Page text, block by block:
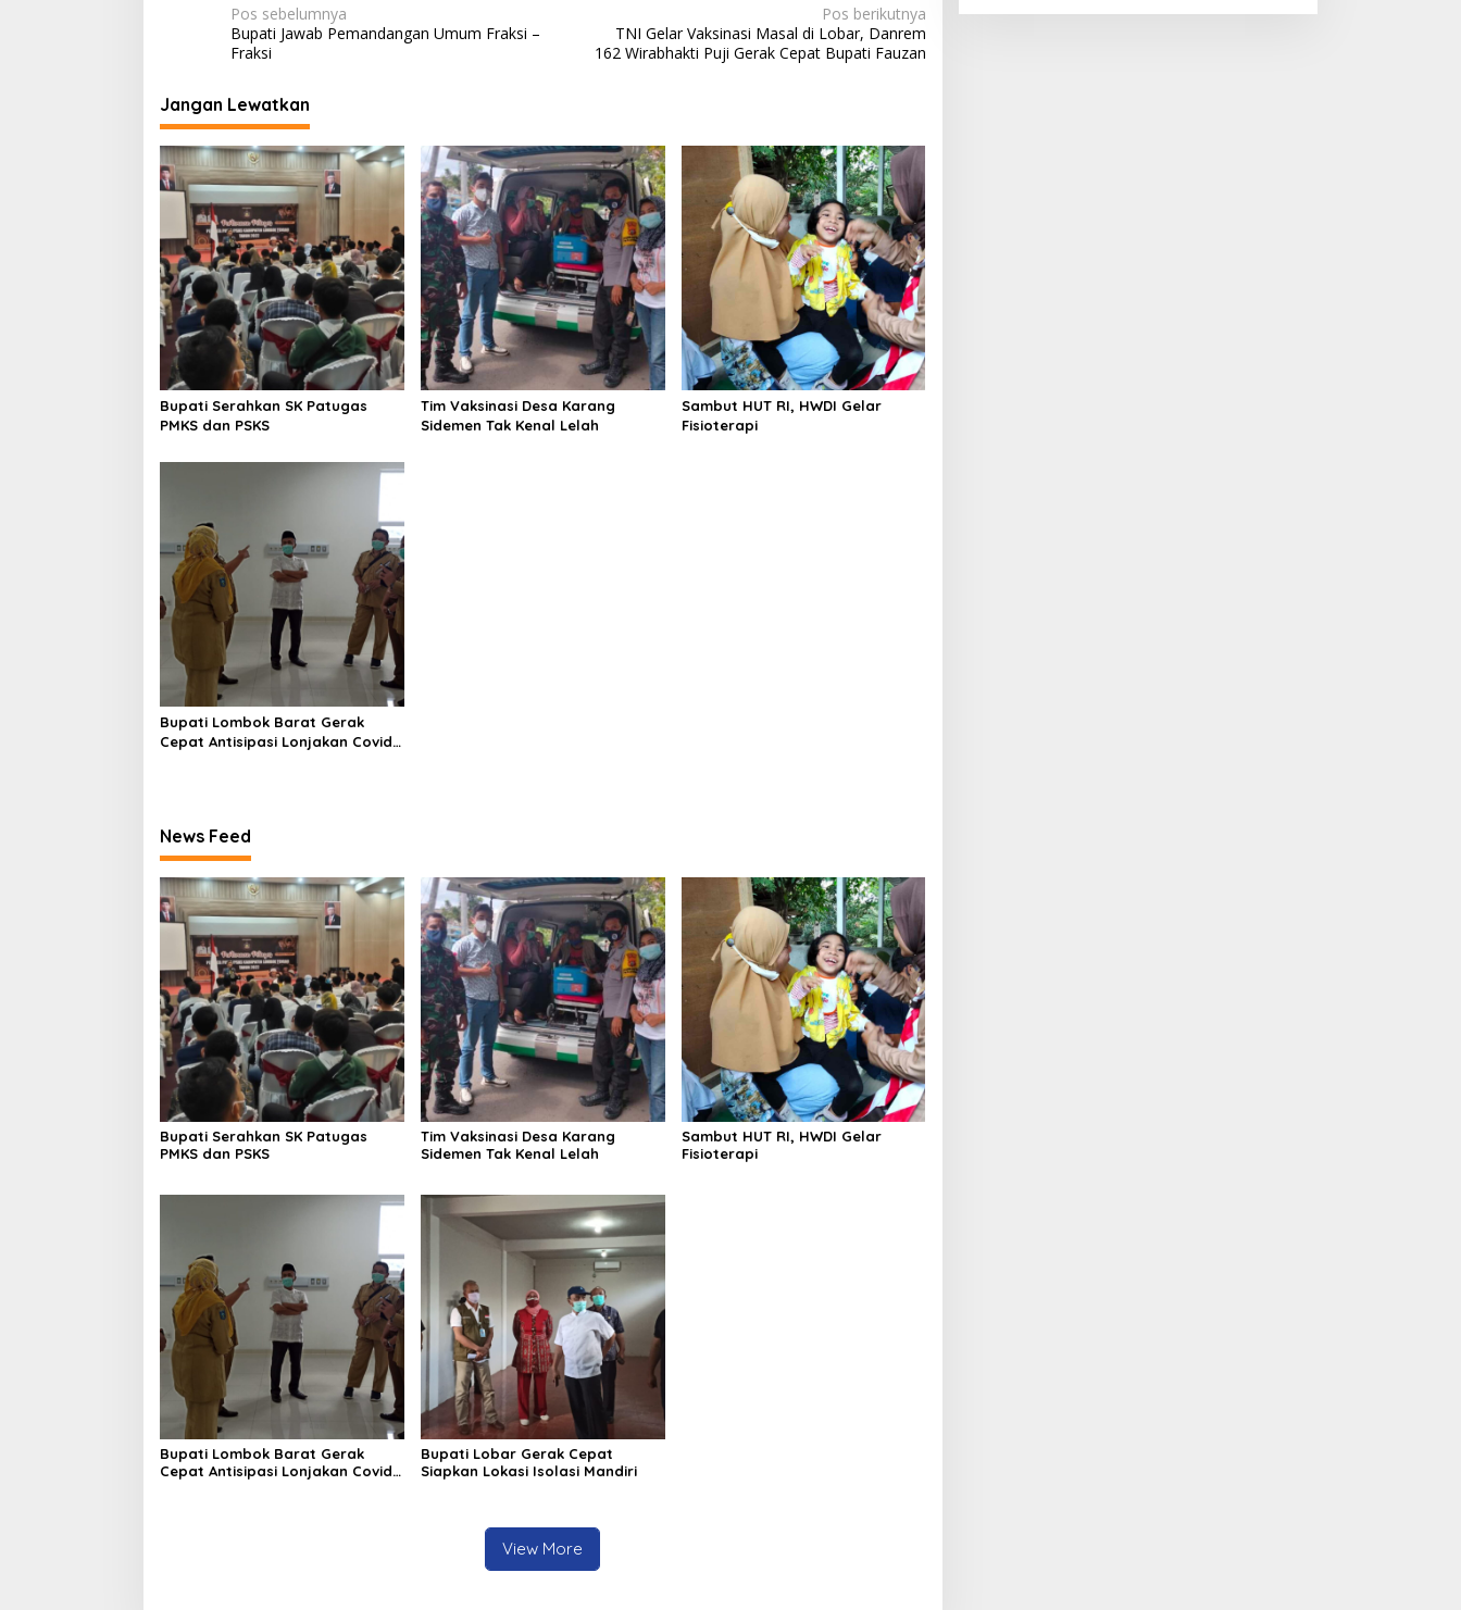
N
a
i
g
a
s
i
p
o
s
Pos sebelumnya
Bupati Jawab Pemandangan Umum Fraksi –
Fraksi
Pos berikutnya
TNI Gelar Vaksinasi Masal di Lobar, Danrem
162 Wirabhakti Puji Gerak Cepat Bupati Fauzan
Jangan Lewatkan
Bupati Serahkan SK Patugas
PMKS dan PSKS
Tim Vaksinasi Desa Karang
Sidemen Tak Kenal Lelah
Sambut HUT RI, HWDI Gelar
Fisioterapi
Bupati Lombok Barat Gerak
Cepat Antisipasi Lonjakan Covid-
News Feed
Bupati Serahkan SK Patugas
PMKS dan PSKS
Tim Vaksinasi Desa Karang
Sidemen Tak Kenal Lelah
Sambut HUT RI, HWDI Gelar
Fisioterapi
Bupati Lombok Barat Gerak
Cepat Antisipasi Lonjakan Covid-
Bupati Lobar Gerak Cepat
Siapkan Lokasi Isolasi Mandiri
View More